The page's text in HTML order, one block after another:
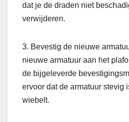
dat je de draden niet
verwijderen.
3. Bevestig de nieuwe
nieuwe armatuur aan het
de bijgeleverde
ervoor dat de armatuur stevig
wiebelt.